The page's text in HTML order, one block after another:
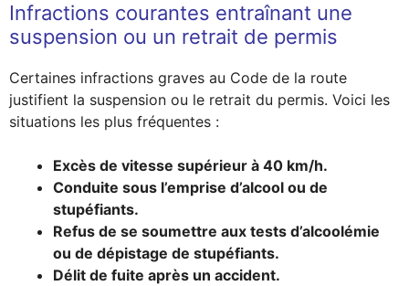
Infractions courantes entraînant une
suspension ou un retrait de permis
Certaines infractions graves au Code de la route
justifient la suspension ou le retrait du permis. Voici les
situations les plus fréquentes :
Excès de vitesse supérieur à 40 km/h.
Conduite sous l’emprise d’alcool ou de
stupéfiants.
Refus de se soumettre aux tests d’alcoolémie
ou de dépistage de stupéfiants.
Délit de fuite après un accident.